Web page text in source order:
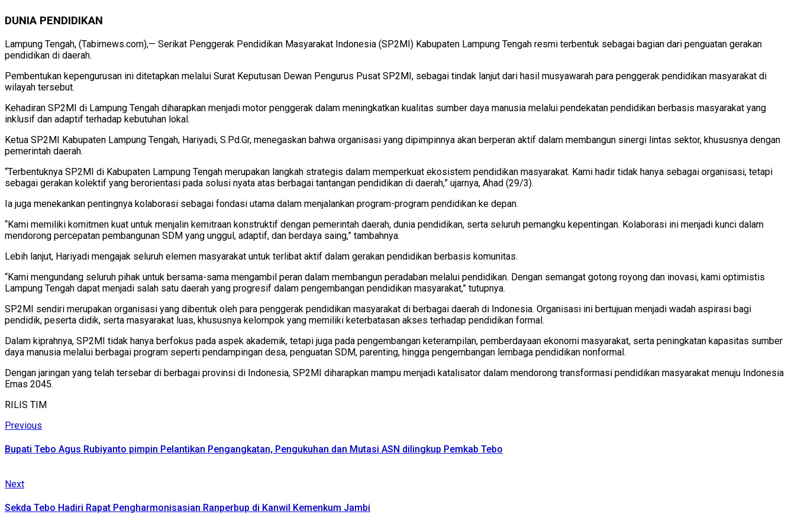
DUNIA PENDIDIKAN
Lampung Tengah, (Tabirnews.com),— Serikat Penggerak Pendidikan Masyarakat Indonesia (SP2MI) Kabupaten Lampung Tengah resmi terbentuk sebagai bagian dari penguatan gerakan
pendidikan di daerah.
Pembentukan kepengurusan ini ditetapkan melalui Surat Keputusan Dewan Pengurus Pusat SP2MI, sebagai tindak lanjut dari hasil musyawarah para penggerak pendidikan masyarakat di
wilayah tersebut.
Kehadiran SP2MI di Lampung Tengah diharapkan menjadi motor penggerak dalam meningkatkan kualitas sumber daya manusia melalui pendekatan pendidikan berbasis masyarakat yang
inklusif dan adaptif terhadap kebutuhan lokal.
Ketua SP2MI Kabupaten Lampung Tengah, Hariyadi, S.Pd.Gr, menegaskan bahwa organisasi yang dipimpinnya akan berperan aktif dalam membangun sinergi lintas sektor, khususnya dengan
pemerintah daerah.
“Terbentuknya SP2MI di Kabupaten Lampung Tengah merupakan langkah strategis dalam memperkuat ekosistem pendidikan masyarakat. Kami hadir tidak hanya sebagai organisasi, tetapi
sebagai gerakan kolektif yang berorientasi pada solusi nyata atas berbagai tantangan pendidikan di daerah,” ujarnya, Ahad (29/3).
Ia juga menekankan pentingnya kolaborasi sebagai fondasi utama dalam menjalankan program-program pendidikan ke depan.
“Kami memiliki komitmen kuat untuk menjalin kemitraan konstruktif dengan pemerintah daerah, dunia pendidikan, serta seluruh pemangku kepentingan. Kolaborasi ini menjadi kunci dalam
mendorong percepatan pembangunan SDM yang unggul, adaptif, dan berdaya saing,” tambahnya.
Lebih lanjut, Hariyadi mengajak seluruh elemen masyarakat untuk terlibat aktif dalam gerakan pendidikan berbasis komunitas.
“Kami mengundang seluruh pihak untuk bersama-sama mengambil peran dalam membangun peradaban melalui pendidikan. Dengan semangat gotong royong dan inovasi, kami optimistis
Lampung Tengah dapat menjadi salah satu daerah yang progresif dalam pengembangan pendidikan masyarakat,” tutupnya.
SP2MI sendiri merupakan organisasi yang dibentuk oleh para penggerak pendidikan masyarakat di berbagai daerah di Indonesia. Organisasi ini bertujuan menjadi wadah aspirasi bagi
pendidik, peserta didik, serta masyarakat luas, khususnya kelompok yang memiliki keterbatasan akses terhadap pendidikan formal.
Dalam kiprahnya, SP2MI tidak hanya berfokus pada aspek akademik, tetapi juga pada pengembangan keterampilan, pemberdayaan ekonomi masyarakat, serta peningkatan kapasitas sumber
daya manusia melalui berbagai program seperti pendampingan desa, penguatan SDM, parenting, hingga pengembangan lembaga pendidikan nonformal.
Dengan jaringan yang telah tersebar di berbagai provinsi di Indonesia, SP2MI diharapkan mampu menjadi katalisator dalam mendorong transformasi pendidikan masyarakat menuju Indonesia
Emas 2045.
RILIS TIM
Continue
Reading
Previous
Bupati Tebo Agus Rubiyanto pimpin Pelantikan Pengangkatan, Pengukuhan dan Mutasi ASN dilingkup Pemkab Tebo
NextNext
Sekda Tebo Hadiri Rapat Pengharmonisasian Ranperbup di Kanwil Kemenkum Jambi